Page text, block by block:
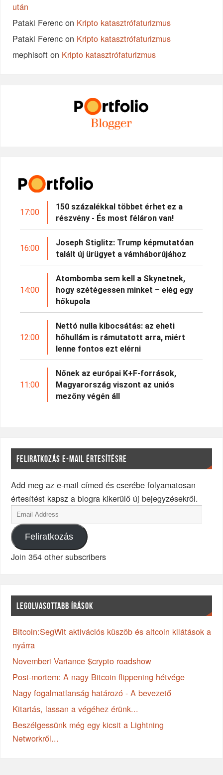
után
Pataki Ferenc on Kripto katasztrófaturizmus
Pataki Ferenc on Kripto katasztrófaturizmus
mephisoft on Kripto katasztrófaturizmus
17:00
150 százalékkal többet érhet ez a
részvény - És most féláron van!
16:00
Joseph Stiglitz: Trump képmutatóan
talált új ürügyet a vámháborújához
14:00
Atombomba sem kell a Skynetnek,
hogy szétégessen minket – elég egy
hőkupola
12:00
Nettó nulla kibocsátás: az eheti
hőhullám is rámutatott arra, miért
lenne fontos ezt elérni
11:00
Nőnek az európai K+F-források,
Magyarország viszont az uniós
mezőny végén áll
FELIRATKOZÁS E-MAIL ÉRTESÍTÉSRE
Add meg az e-mail címed és cserébe folyamatosan
értesítést kapsz a blogra kikerülő új bejegyzésekről.
Feliratkozás
Join 354 other subscribers
LEGOLVASOTTABB ÍRÁSOK
Bitcoin:SegWit aktivációs küszöb és altcoin kilátások a
nyárra
Novemberi Variance $crypto roadshow
Post-mortem: A nagy Bitcoin flippening hétvége
Nagy fogalmatlanság határozó - A bevezető
Kitartás, lassan a végéhez érünk...
Beszélgessünk még egy kicsit a Lightning
Networkről...